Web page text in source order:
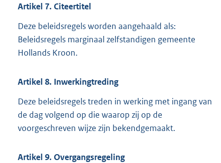
Artikel 7. Citeertitel
Deze beleidsregels worden aangehaald als:
Beleidsregels marginaal zelfstandigen gemeente
Hollands Kroon.
Artikel 8. Inwerkingtreding
Deze beleidsregels treden in werking met ingang van
de dag volgend op die waarop zij op de
voorgeschreven wijze zijn bekendgemaakt.
Artikel 9. Overgangsregeling